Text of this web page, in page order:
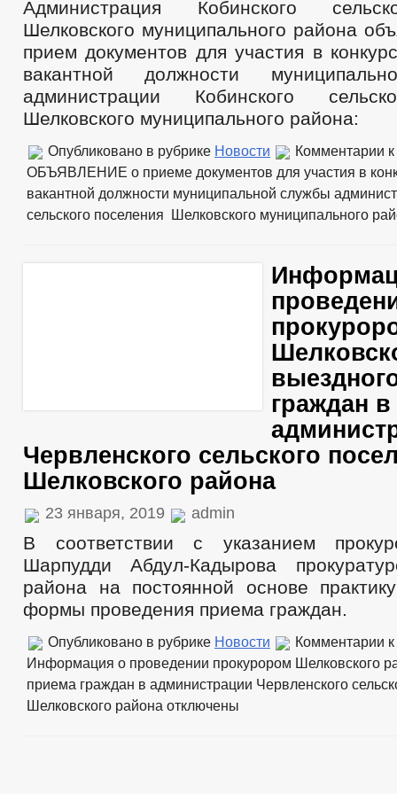
Администрация Кобинского
Шелковского муниципального района
прием документов для участия в
вакантной должности
администрации Кобинского
Шелковского муниципального района:
Опубликовано в рубрике Новости Комментарии
ОБЪЯВЛЕНИЕ о приеме документов для участия в
вакантной должности муниципальной службы
сельского поселения Шелковского муниципального
граждан в
Червленского сельского
Шелковского района
23 января, 2019 admin
В соответствии с указанием
Шарпудди Абдул-Кадырова
района на постоянной основе
формы проведения приема граждан.
Опубликовано в рубрике Новости Комментарии
Информация о проведении прокурором Шелковского
приема граждан в администрации Червленского
Шелковского района отключены